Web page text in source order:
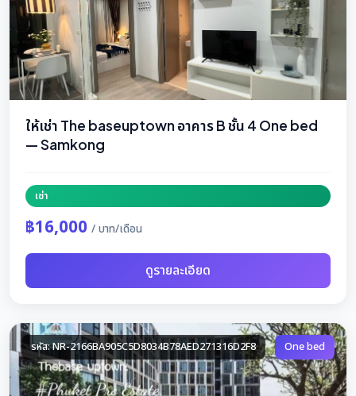
ให้เช่า The baseuptown อาคาร B ชั้น 4 One bed
— Samkong
เช่า
฿16,000 / บาท/เดือน
ดูรายละเอียด
รหัส: NR-2166BA905C5D8034B78AED271316D2F8 One bed